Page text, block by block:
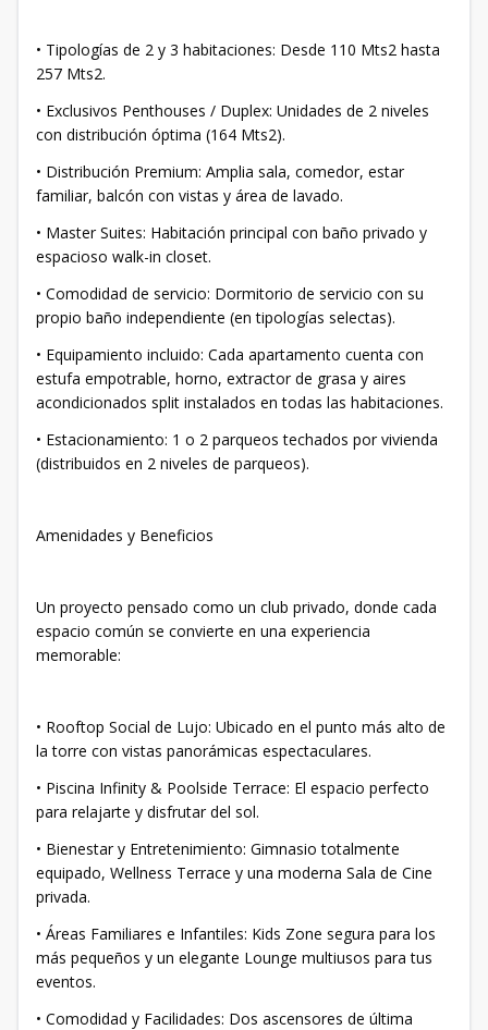
• ​Tipologías de 2 y 3 habitaciones: Desde 110 Mts2 hasta
257 Mts2.
• ​Exclusivos Penthouses / Duplex: Unidades de 2 niveles
con distribución óptima (164 Mts2).
• ​Distribución Premium: Amplia sala, comedor, estar
familiar, balcón con vistas y área de lavado.
• ​Master Suites: Habitación principal con baño privado y
espacioso walk-in closet.
• ​Comodidad de servicio: Dormitorio de servicio con su
propio baño independiente (en tipologías selectas).
• ​Equipamiento incluido: Cada apartamento cuenta con
estufa empotrable, horno, extractor de grasa y aires
acondicionados split instalados en todas las habitaciones.
• ​Estacionamiento: 1 o 2 parqueos techados por vivienda
(distribuidos en 2 niveles de parqueos).
​Amenidades y Beneficios
​Un proyecto pensado como un club privado, donde cada
espacio común se convierte en una experiencia
memorable:
• ​Rooftop Social de Lujo: Ubicado en el punto más alto de
la torre con vistas panorámicas espectaculares.
• ​Piscina Infinity & Poolside Terrace: El espacio perfecto
para relajarte y disfrutar del sol.
• ​Bienestar y Entretenimiento: Gimnasio totalmente
equipado, Wellness Terrace y una moderna Sala de Cine
privada.
• ​Áreas Familiares e Infantiles: Kids Zone segura para los
más pequeños y un elegante Lounge multiusos para tus
eventos.
• ​Comodidad y Facilidades: Dos ascensores de última